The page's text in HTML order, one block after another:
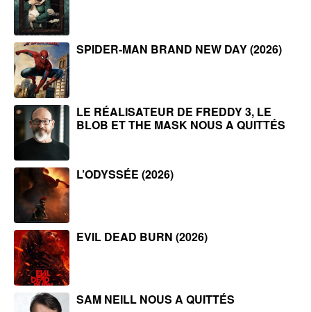
SPIDER-MAN BRAND NEW DAY (2026)
LE RÉALISATEUR DE FREDDY 3, LE
BLOB ET THE MASK NOUS A QUITTÉS
L’ODYSSÉE (2026)
EVIL DEAD BURN (2026)
SAM NEILL NOUS A QUITTÉS